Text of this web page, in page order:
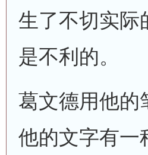
生了不切实际
是不利的。
葛文德用他的
他的文字有一